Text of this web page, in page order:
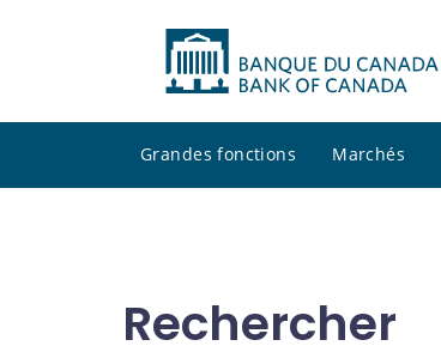
Grandes fonctions Marchés
Rechercher